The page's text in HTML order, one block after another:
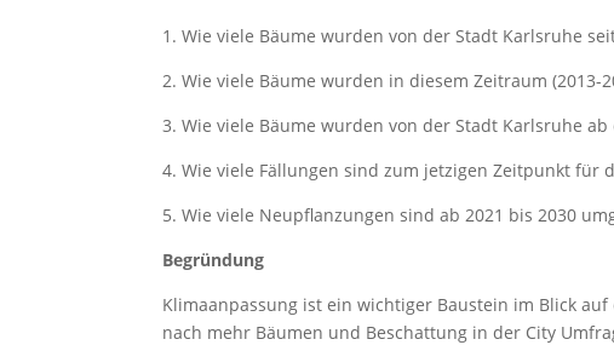
1. Wie viele Bäume wurden von der Stadt Karlsruhe
2. Wie viele Bäume wurden in diesem Zeitraum (2013-
3. Wie viele Bäume wurden von der Stadt Karlsruhe
4. Wie viele Fällungen sind zum jetzigen Zeitpunkt für
5. Wie viele Neupflanzungen sind ab 2021 bis 2030
Begründung
Klimaanpassung ist ein wichtiger Baustein im Blick
nach mehr Bäumen und Beschattung in der City